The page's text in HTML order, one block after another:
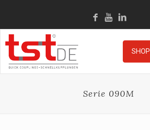
SHOP
Serie 090M